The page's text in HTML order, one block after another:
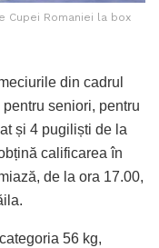
Cupei Romaniei la box
din cadrul
seniori, pentru
și 4 pugiliști de la
calificarea în
de la ora 17.00,
56 kg,